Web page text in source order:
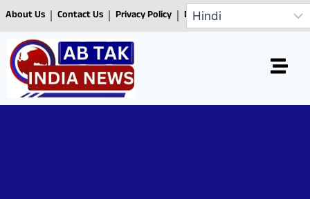
About Us Contact Us Privacy Policy Disclaimer